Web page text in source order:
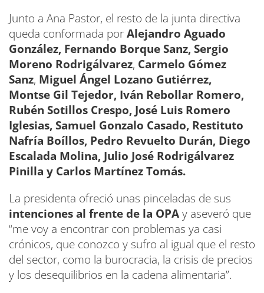
Junto a Ana Pastor, el resto de la junta directiva
queda conformada porAlejandro Aguado
González, Fernando Borque Sanz,Sergio
Moreno Rodrigálvarez, Carmelo Gómez
Sanz, Miguel Ángel Lozano Gutiérrez,
Montse Gil Tejedor, Iván Rebollar Romero,
Rubén Sotillos Crespo, José Luis Romero
Iglesias, Samuel Gonzalo Casado, Restituto
Nafría Boíllos, Pedro Revuelto Durán, Diego
Escalada Molina, Julio José Rodrigálvarez
Pinilla y Carlos Martínez Tomás.
La presidenta ofreció unas pinceladas de sus
intenciones al frente de la OPAy aseveró que
“me voy a encontrar con problemas ya casi
crónicos, que conozco y sufro al igual que el resto
del sector, como la burocracia, la crisis de precios
y los desequilibrios en la cadena alimentaria”.